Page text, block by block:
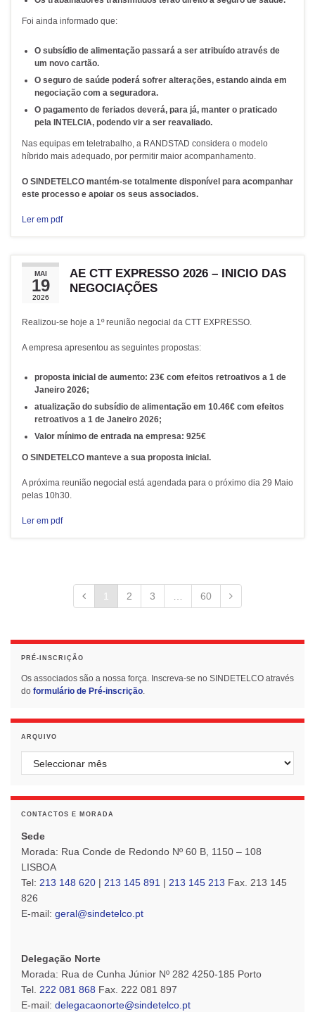
Foi ainda informado que:
O subsídio de alimentação passará a ser atribuído através de
um novo cartão.
O seguro de saúde poderá sofrer alterações, estando ainda em
negociação com a seguradora.
O pagamento de feriados deverá, para já, manter o praticado
pela INTELCIA, podendo vir a ser reavaliado.
Nas equipas em teletrabalho, a RANDSTAD considera o modelo
híbrido mais adequado, por permitir maior acompanhamento.
O SINDETELCO mantém-se totalmente disponível para acompanhar
este processo e apoiar os seus associados.
Ler em pdf
MAI
19
2026
AE CTT EXPRESSO 2026 – INICIO DAS
NEGOCIAÇÕES
Realizou-se hoje a 1º reunião negocial da CTT EXPRESSO.
A empresa apresentou as seguintes propostas:
proposta inicial de aumento: 23€ com efeitos retroativos a 1 de
Janeiro 2026;
atualização do subsídio de alimentação em 10.46€ com efeitos
retroativos a 1 de Janeiro 2026;
Valor mínimo de entrada na empresa: 925€
O SINDETELCO manteve a sua proposta inicial.
A próxima reunião negocial está agendada para o próximo dia 29 Maio
pelas 10h30.
Ler em pdf
1 2 3 … 60
PRÉ-INSCRIÇÃO
Os associados são a nossa força. Inscreva-se no SINDETELCO através
do formulário de Pré-inscrição.
ARQUIVO
CONTACTOS E MORADA
Sede
Morada: Rua Conde de Redondo Nº 60 B, 1150 – 108
LISBOA
Tel: 213 148 620 | 213 145 891 | 213 145 213 Fax. 213 145
826
E-mail: geral@sindetelco.pt
Delegação Norte
Morada: Rua de Cunha Júnior Nº 282 4250-185 Porto
Tel. 222 081 868 Fax. 222 081 897
E-mail: delegacaonorte@sindetelco.pt